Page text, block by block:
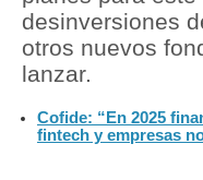
Inmobiliarias
Plus G
Editorial
desinversiones
otros nuevos
lanzar.
Cofide: “En 2025
fintech y empresas